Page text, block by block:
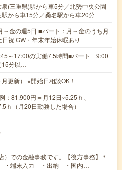
(三重県)駅から車5分／北勢中央公園
から車15分／桑名駅から車20分
～金の週5日 ■パート：月～金のうち月
祝 GW・年末年始休暇あり
～17:00の実働7.5時間■パート 9:00
15分以…
更新） ※開始日相談OK！
81,900円＝月12日×5.25ｈ、
ｈ（月20日勤務した場合）
）での金融事務です。【後方事務】＊
・端末入力 ・出納 ・国内…